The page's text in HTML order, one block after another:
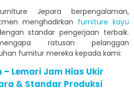
Jepara berpengalaman,
menghadirkan furniture kayu
standar pengerjaan terbaik.
ratusan pelanggan
furnitur mereka kepada kami:
Lemari Jam Hias Ukir
& Standar Produksi